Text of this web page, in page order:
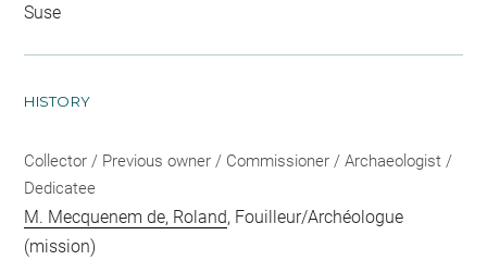
Suse
HISTORY
Collector / Previous owner / Commissioner / Archaeologist /
Dedicatee
M. Mecquenem de, Roland, Fouilleur/Archéologue
(mission)